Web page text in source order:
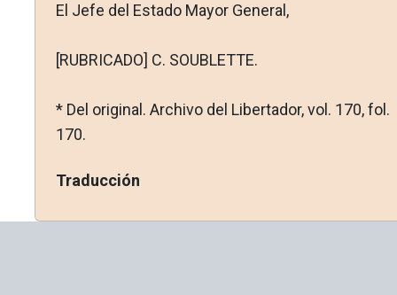
El Jefe del Estado Mayor General,
[RUBRICADO] C. SOUBLETTE.
* Del original. Archivo del Libertador, vol. 170, fol.
170.
Traducción